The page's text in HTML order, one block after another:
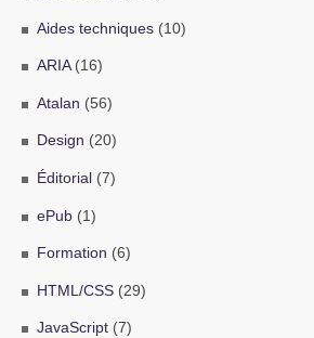
Aides techniques(10)
ARIA(16)
Atalan (56)
Design (20)
Éditorial (7)
ePub(1)
Formation (6)
HTML/CSS(29)
JavaScript(7)